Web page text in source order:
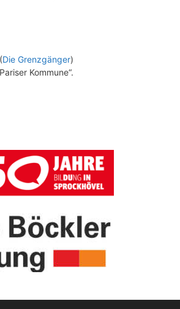
Die Grenzgänger)
Kommune“.